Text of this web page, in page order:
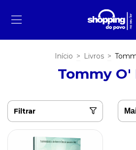
Início > Livros >
Tommy O'
Filtrar